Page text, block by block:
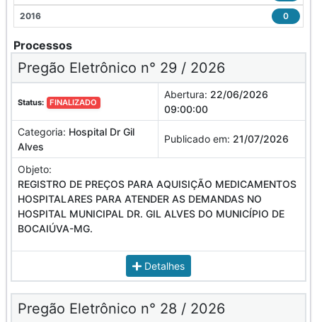
2016 0
Processos
Pregão Eletrônico n° 29 / 2026
Status: FINALIZADO
Abertura: 22/06/2026
09:00:00
Categoria: Hospital Dr Gil
Alves
Publicado em: 21/07/2026
Objeto:
REGISTRO DE PREÇOS PARA AQUISIÇÃO MEDICAMENTOS
HOSPITALARES PARA ATENDER AS DEMANDAS NO
HOSPITAL MUNICIPAL DR. GIL ALVES DO MUNICÍPIO DE
BOCAIÚVA-MG.
Detalhes
Pregão Eletrônico n° 28 / 2026